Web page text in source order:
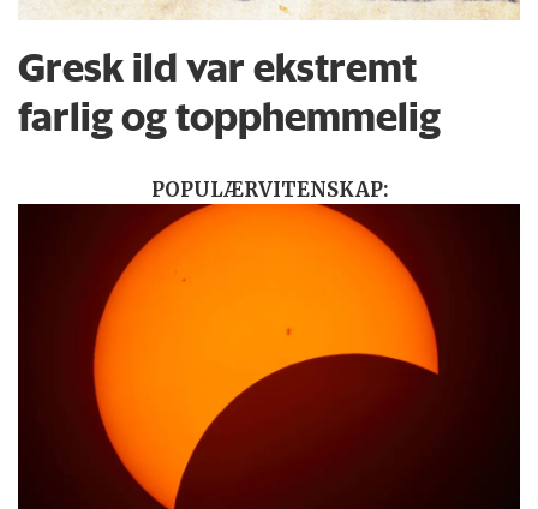
Gresk ild var ekstremt
farlig og topphemmelig
POPULÆRVITENSKAP: